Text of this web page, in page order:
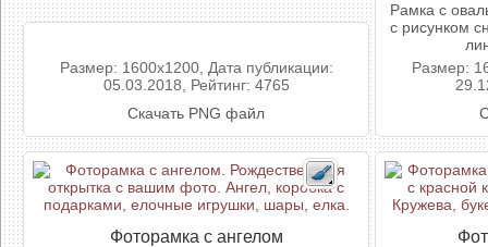
Размер: 1600x1200, Дата публикации:
05.03.2018, Рейтинг: 4765
Скачать PNG файл
Рамка с
с рисунком
Размер:
Фоторамка с ангелом